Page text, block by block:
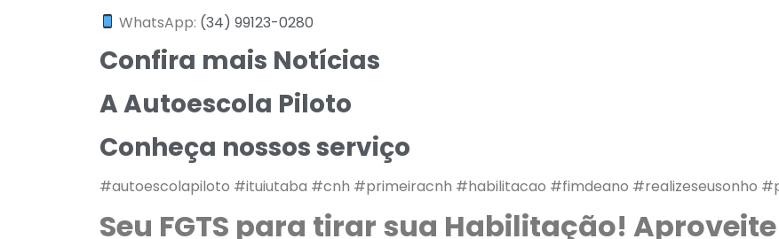
WhatsApp: (34) 99123-0280
Confira mais Notícias
A Autoescola Piloto
Conheça nossos serviço
#autoescolapiloto #ituiutaba #cnh #primeiracnh #habilitacao #fimdeano #realizeseusonho
Seu FGTS para tirar sua Habilitação!